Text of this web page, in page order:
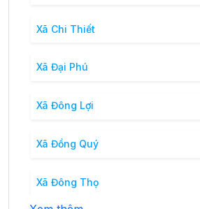
Xã Chi Thiết
Xã Đại Phú
Xã Đông Lợi
Xã Đồng Quý
Xã Đông Thọ